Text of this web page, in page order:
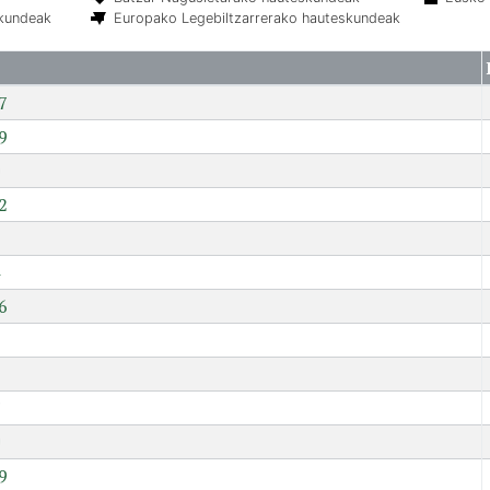
Europako Legebiltzarrerako hauteskundeak